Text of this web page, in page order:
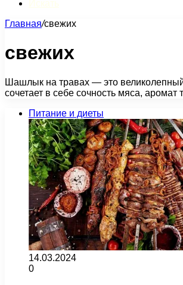
Главная/свежих
свежих
Шашлык на травах — это великолепный
сочетает в себе сочность мяса, аромат
Питание и диеты
14.03.2024
0